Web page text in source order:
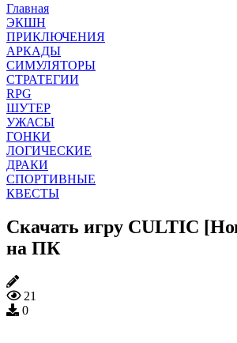
Главная
ЭКШН
ПРИКЛЮЧЕНИЯ
АРКАДЫ
СИМУЛЯТОРЫ
СТРАТЕГИИ
RPG
ШУТЕР
УЖАСЫ
ГОНКИ
ЛОГИЧЕСКИЕ
ДРАКИ
СПОРТИВНЫЕ
КВЕСТЫ
Скачать игру CULTIC
на ПК
21
0